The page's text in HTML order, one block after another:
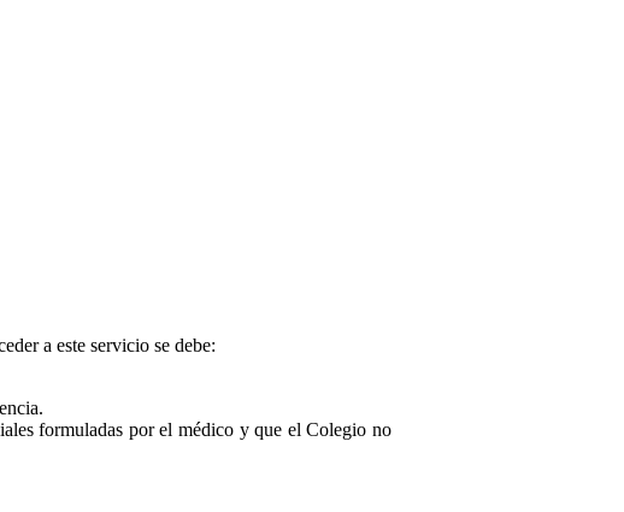
a este servicio se debe:
formuladas por el médico y que el Colegio no